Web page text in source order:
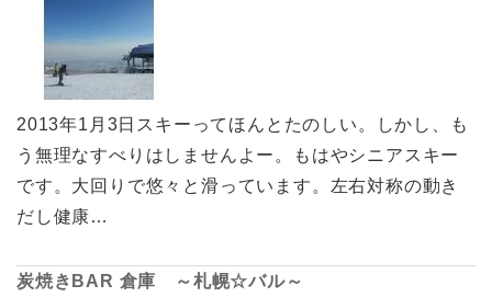
2013年1月3日スキーってほんとたのしい。しかし、も
う無理なすべりはしませんよー。もはやシニアスキー
です。大回りで悠々と滑っています。左右対称の動き
だし健康…
炭焼きBAR 倉庫 ～札幌☆バル～